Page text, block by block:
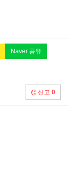
Naver 공유
신고 0